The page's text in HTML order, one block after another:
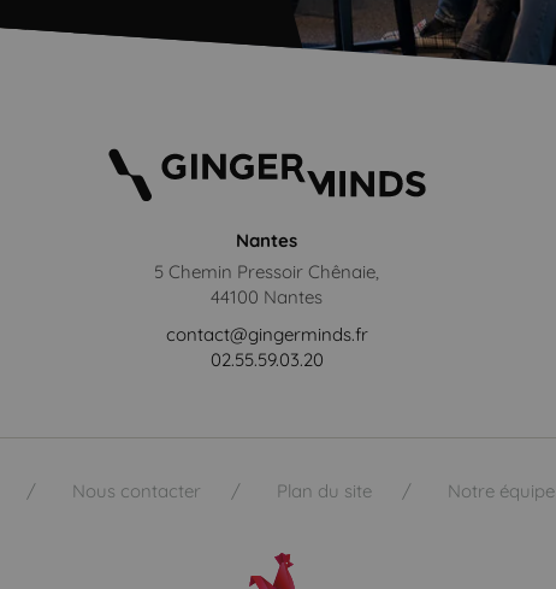
Nantes
5 Chemin Pressoir Chênaie,
44100 Nantes
contact@gingerminds.fr
02.55.59.03.20
Nous contacter Plan du site Notre équipe